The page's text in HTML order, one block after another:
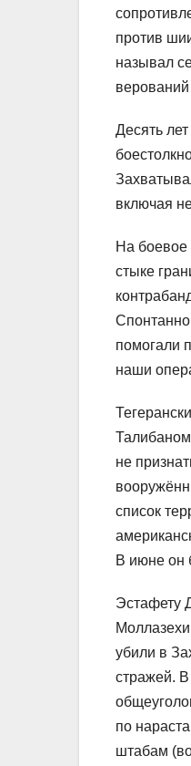
против
называл
Десять
включая
На боевое
стыке
помогали
наши
не
список
В июне он
Эстафету
убили в
стражей.
по
штабам